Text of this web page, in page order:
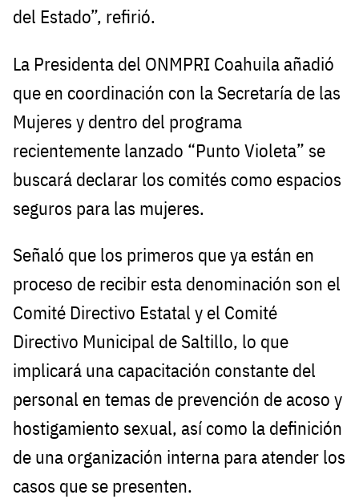
del Estado”, refirió.
La Presidenta del ONMPRI Coahuila añadió
que en coordinación con la Secretaría de las
Mujeres y dentro del programa
recientemente lanzado “Punto Violeta” se
buscará declarar los comités como espacios
seguros para las mujeres.
Señaló que los primeros que ya están en
proceso de recibir esta denominación son el
Comité Directivo Estatal y el Comité
Directivo Municipal de Saltillo, lo que
implicará una capacitación constante del
personal en temas de prevención de acoso y
hostigamiento sexual, así como la definición
de una organización interna para atender los
casos que se presenten.